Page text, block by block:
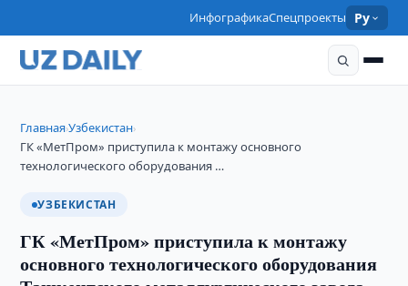
ИнфографикаСпецпроекты Ру
Главная›Узбекистан›
ГК «МетПром» приступила к монтажу основного
технологического оборудования …
УЗБЕКИСТАН
ГК «МетПром» приступила к монтажу
основного технологического оборудования